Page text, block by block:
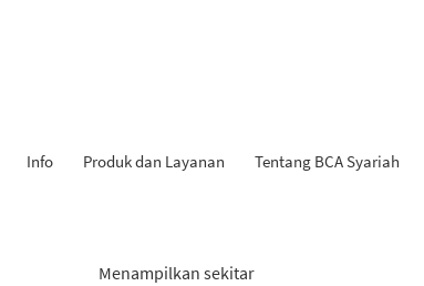
Info Produk dan Layanan Tentang BCA Syariah
Menampilkan sekitar